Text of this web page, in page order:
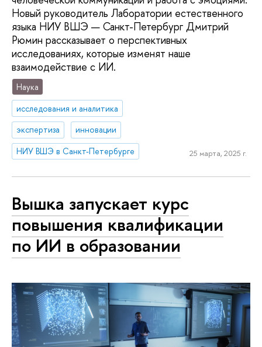
Новый руководитель Лаборатории естественного
языка НИУ ВШЭ — Санкт-Петербург Дмитрий
Рюмин рассказывает о перспективных
исследованиях, которые изменят наше
взаимодействие с ИИ.
Наука
исследования и аналитика
экспертиза
инновации
НИУ ВШЭ в Санкт-Петербурге
25 марта, 2025 г.
Вышка запускает курс
повышения квалификации
по ИИ в образовании